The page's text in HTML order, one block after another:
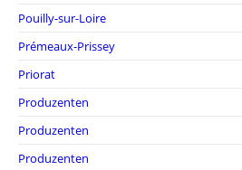
Pouilly-sur-Loire
Prémeaux-Prissey
Priorat
Produzenten
Produzenten
Produzenten